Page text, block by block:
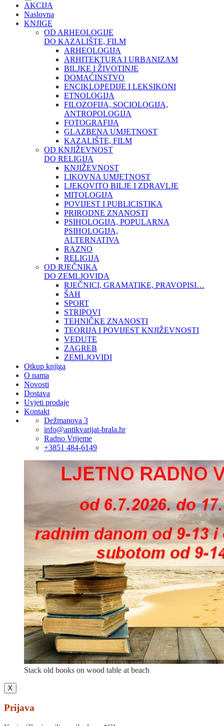
AKCIJA
Naslovna
KNJIGE
OD ARHEOLOGIJE
DO KAZALIŠTE, FILM
ARHEOLOGIJA
ARHITEKTURA I URBANIZAM
BILJKE I ŽIVOTINJE
DOMAĆINSTVO
ENCIKLOPEDIJE I LEKSIKONI
ETNOLOGIJA
FILOZOFIJA, SOCIOLOGIJA,
ANTROPOLOGIJA
FOTOGRAFIJA
GLAZBENA UMJETNOST
KAZALIŠTE, FILM
OD KNJIŽEVNOST
DO RELIGIJA
KNJIŽEVNOST
LIKOVNA UMJETNOST
LJEKOVITO BILJE I ZDRAVLJE
MITOLOGIJA
POVIJEST I PUBLICISTIKA
PRIRODNE ZNANOSTI
PSIHOLOGIJA, POPULARNA
PSIHOLOGIJA,
ALTERNATIVA
RAZNO
RELIGIJA
OD RJEČNIKA
DO ZEMLJOVIDA
RJEČNICI, GRAMATIKE, PRAVOPISI…
ŠAH
SPORT
STRIPOVI
TEHNIČKE ZNANOSTI
TEORIJA I POVIJEST KNJIŽEVNOSTI
VEDUTE
ZAGREB
ZEMLJOVIDI
Otkup knjiga
O nama
Novosti
Dostava
Uvjeti prodaje
Kontakt
Dežmanova 3
info@antikvarijat-brala.hr
Radno Vrijeme
+3851 484-6149
Stack old books on wood table at beach
X
Prijava